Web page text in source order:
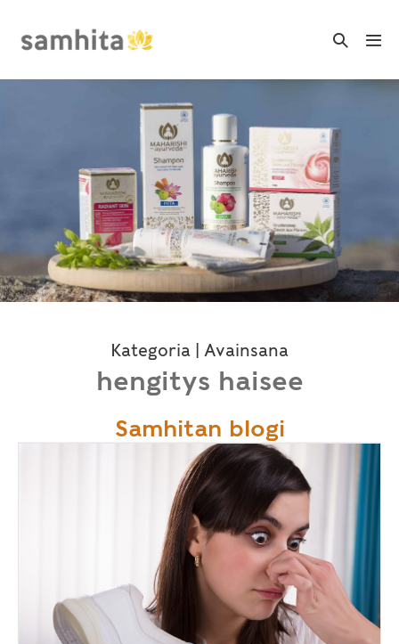
Search
Kategoria | Avainsana
hengitys haisee
Samhitan blogi